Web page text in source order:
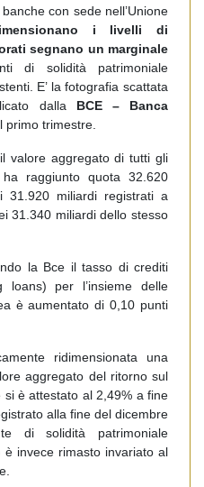
con sede nell’Unione
i livelli di
segnano un marginale
di solidità patrimoniale
E’ la fotografia scattata
dalla BCE – Banca
primo trimestre.
valore aggregato di tutti gli
raggiunto quota 32.620
miliardi registrati a
31.340 miliardi dello stesso
la Bce il tasso di crediti
loans) per l’insieme delle
è aumentato di 0,10 punti
ridimensionata una
aggregato del ritorno sul
si è attestato al 2,49% a fine
alla fine del dicembre
di solidità patrimoniale
invece rimasto invariato al